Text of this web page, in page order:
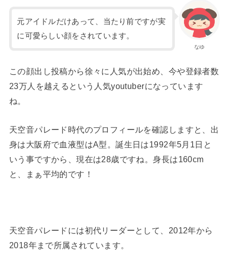
なゆ
元アイドルだけあって、当たり前ですが実
に可愛らしい顔をされています。
この顔出し投稿から徐々に人気が出始め、今や登録者数
23万人を越えるという人気youtuberになっています
ね。
天空音パレード時代のプロフィールを確認しますと、出
身は大阪府で血液型はA型。誕生日は1992年5月1日と
いう事ですから、現在は28歳ですね。身長は160cm
と、まぁ平均的です！
天空音パレードには初代リーダーとして、2012年から
2018年まで所属されています。